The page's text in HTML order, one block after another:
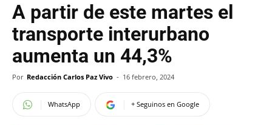
A partir de este martes el
transporte interurbano
aumenta un 44,3%
Por Redacción Carlos Paz Vivo - 16 febrero, 2024
WhatsApp + Seguinos en Google